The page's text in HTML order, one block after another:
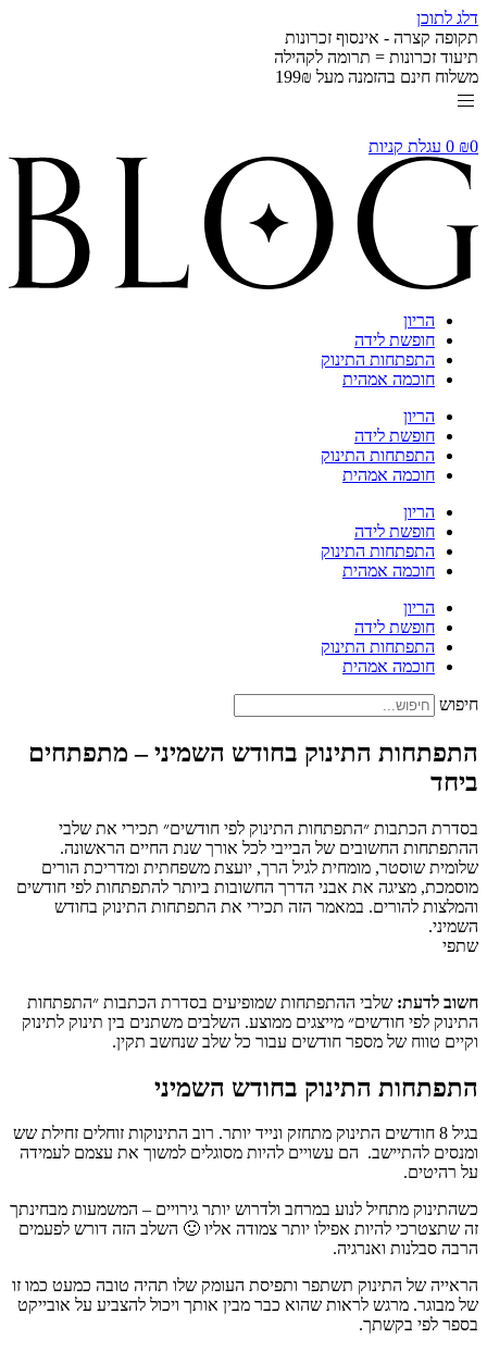
דלג לתוכן
תקופה קצרה - אינסוף זכרונות
תיעוד זכרונות = תרומה לקהילה
משלוח חינם בהזמנה מעל 199₪
₪0
0 עגלת קניות
הריון
חופשת לידה
התפתחות התינוק
חוכמה אמהית
הריון
חופשת לידה
התפתחות התינוק
חוכמה אמהית
הריון
חופשת לידה
התפתחות התינוק
חוכמה אמהית
הריון
חופשת לידה
התפתחות התינוק
חוכמה אמהית
חיפוש
התפתחות התינוק בחודש השמיני – מתפתחים
ביחד
בסדרת הכתבות ״התפתחות התינוק לפי חודשים״ תכירי את שלבי
ההתפתחות החשובים של הבייבי לכל אורך שנת החיים הראשונה.
שלומית שוסטר, מומחית לגיל הרך, יועצת משפחתית ומדריכת הורים
מוסמכת, מציגה את אבני הדרך החשובות ביותר להתפתחות לפי חודשים
והמלצות להורים. במאמר הזה תכירי את התפתחות התינוק בחודש
השמיני.
שתפי
חשוב לדעת: שלבי ההתפתחות שמופיעים בסדרת הכתבות ״התפתחות
התינוק לפי חודשים״ מייצגים ממוצע. השלבים משתנים בין תינוק לתינוק
וקיים טווח של מספר חודשים עבור כל שלב שנחשב תקין.
התפתחות התינוק בחודש השמיני
בגיל 8 חודשים התינוק
מתחזק ונייד יותר. רוב התינוקות זוחלים זחילת שש
ומנסים להתיישב. הם עשויים להיות מסוגלים למשוך את עצמם לעמידה
על רהיטים.
כשהתינוק מתחיל לנוע במרחב ולדרוש יותר גירויים – המשמעות מבחינתך
זה שתצטרכי להיות אפילו יותר צמודה אליו 🙂 השלב הזה דורש לפעמים
הרבה סבלנות ואנרגיה.
הראייה של התינוק תשתפר ותפיסת העומק שלו תהיה טובה כמעט כמו זו
של מבוגר. מרגש לראות שהוא כבר מבין אותך ויכול להצביע על אובייקט
בספר לפי בקשתך.